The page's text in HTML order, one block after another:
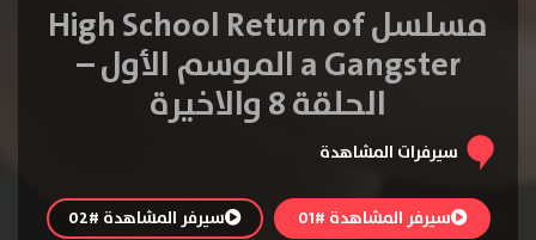
مسلسل High School Return of
a Gangster الموسم الأول –
الحلقة 8 والاخيرة
سيرفرات المشاهدة
سيرفر المشاهدة #01 سيرفر المشاهدة #02